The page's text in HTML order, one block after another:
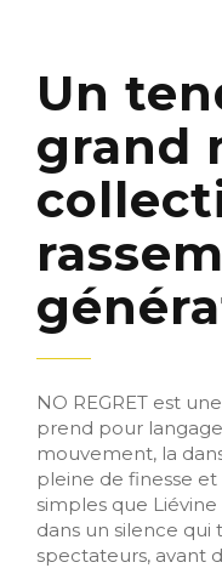
Un
grand
NO REGRET est
prend pour
mouvement, la
pleine de finesse et
simples que
dans un silence qui
spectateurs, avant